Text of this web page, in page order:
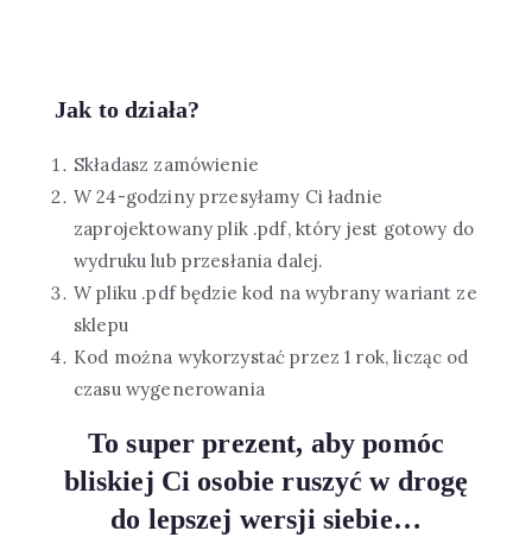
Jak to działa?
Składasz zamówienie
W 24-godziny przesyłamy Ci ładnie
zaprojektowany plik .pdf, który jest gotowy do
wydruku lub przesłania dalej.
W pliku .pdf będzie kod na wybrany wariant ze
sklepu
Kod można wykorzystać przez 1 rok, licząc od
czasu wygenerowania
To super prezent, aby pomóc
bliskiej Ci osobie ruszyć w drogę
do lepszej wersji siebie…